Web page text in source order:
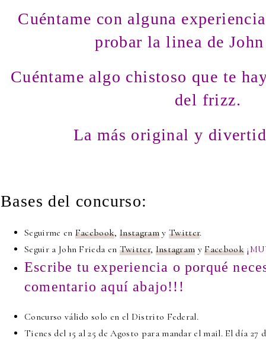
Cuéntame con alguna
probar la linea de
Cuéntame algo chistoso que te
del frizz.
La más original y
Bases del concurso:
Seguirme en Facebook,Instagramy Twitter.
Seguir a John Frieda en Twitter, Instagram yFacebook
Escribe tu experiencia o porqué
comentario aquí abajo!!!
Concurso válido solo en el Distrito Federal.
Tienes del 15 al 25 de Agosto para mandar el mail. El día 27